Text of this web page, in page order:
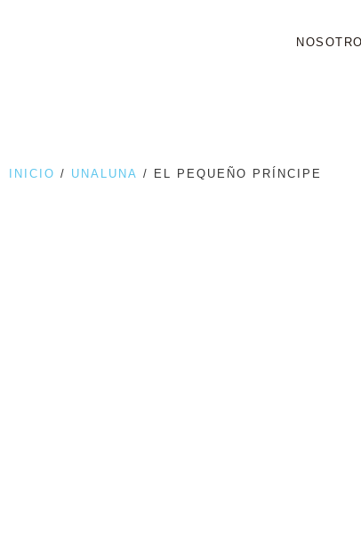
INICIO / UNALUNA / EL PEQUEÑO PRÍNCIPE